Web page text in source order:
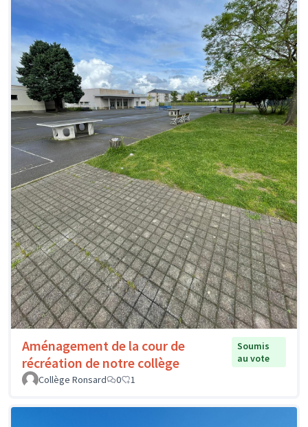
Aménagement de la cour de
récréation de notre collège
Soumis
au vote
Collège Ronsard
0 1